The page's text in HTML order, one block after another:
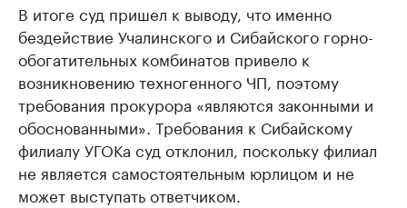
В итоге суд пришел к выводу, что именно
бездействие Учалинского и Сибайского горно-
обогатительных комбинатов привело к
возникновению техногенного ЧП, поэтому
требования прокурора «являются законными и
обоснованными». Требования к Сибайскому
филиалу УГОКа суд отклонил, поскольку филиал
не является самостоятельным юрлицом и не
может выступать ответчиком.